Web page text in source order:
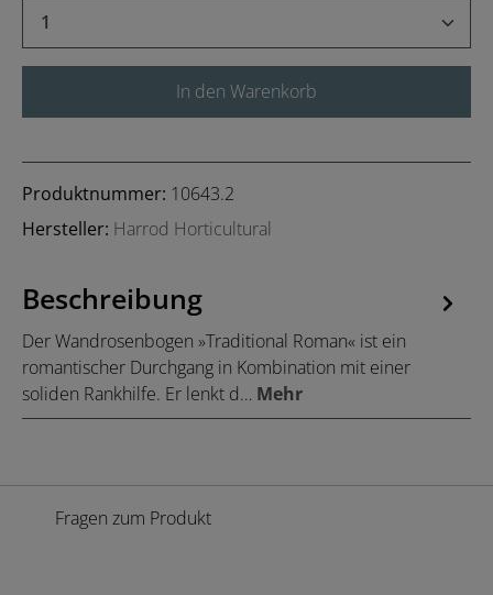
Produkt Anzahl: Gib den gewünschten
In den Warenkorb
Produktnummer: 10643.2
Hersteller: Harrod Horticultural
Beschreibung
Der Wandrosenbogen »Traditional Roman« ist ein
romantischer Durchgang in Kombination mit einer
soliden Rankhilfe. Er lenkt d… Mehr
Fragen zum Produkt